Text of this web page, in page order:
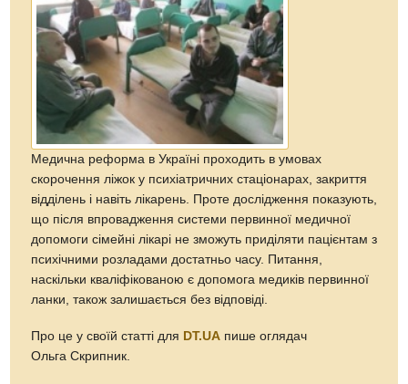
Медична реформа в Україні проходить в умовах
скорочення ліжок у психіатричних стаціонарах, закриття
відділень і навіть лікарень. Проте дослідження показують,
що після впровадження системи первинної медичної
допомоги сімейні лікарі не зможуть приділяти пацієнтам з
психічними розладами достатньо часу. Питання,
наскільки кваліфікованою є допомога медиків первинної
ланки, також залишається без відповіді.
Про це у своїй статті для DT.UA пише оглядач
Ольга Скрипник.